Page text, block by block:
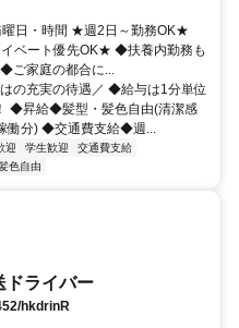
曜日・時間 ★週2日～勤務OK★
ベート優先OK★ ◆扶養内勤務も
家庭の都合に...
の充実の待遇／ ◆給与は1分単位
◆昇給◆髪型・髪色自由(清潔感
分) ◆交通費支給◆週...
迎 学生歓迎
交通費支給
色自由
ドライバー
hkdrinR